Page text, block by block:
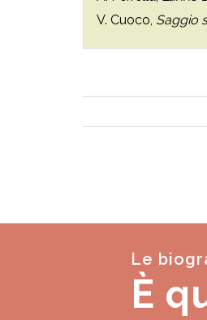
V. Cuoco, Saggio
Le
È